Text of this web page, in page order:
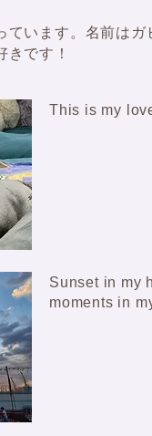
ています。名前はガ
す！
This is my
Sunset in my
moments in